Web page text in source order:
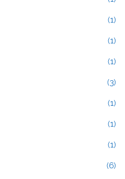
(1)
(1)
(1)
(3)
(1)
(1)
(1)
(6)